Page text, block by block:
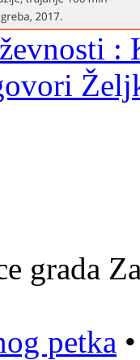
:
grada
petka